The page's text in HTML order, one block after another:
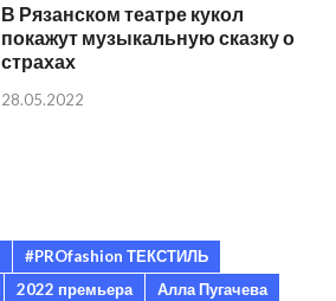
В Рязанском театре кукол
покажут музыкальную сказку о
страхах
28.05.2022
#PROfashion ТЕКСТИЛЬ
2022 премьера
Алла Пугачева